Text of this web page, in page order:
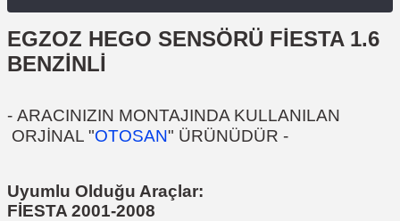
EGZOZ HEGO SENSÖRÜ FİESTA 1.6
BENZİNLİ
- ARACINIZIN MONTAJINDA KULLANILAN
ORJİNAL "OTOSAN" ÜRÜNÜDÜR -
Uyumlu Olduğu Araçlar:
FİESTA 2001-2008